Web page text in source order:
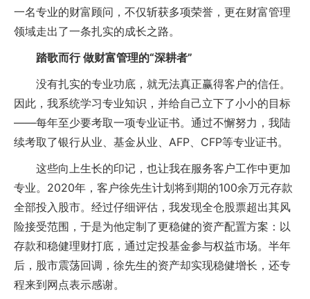
一名专业的财富顾问，不仅斩获多项荣誉，更在财富管理
领域走出了一条扎实的成长之路。
踏歌而行 做财富管理的“深耕者”
没有扎实的专业功底，就无法真正赢得客户的信任。
因此，我系统学习专业知识，并给自己立下了小小的目标
——每年至少要考取一项专业证书。通过不懈努力，我陆
续考取了银行从业、基金从业、AFP、CFP等专业证书。
这些向上生长的印记，也让我在服务客户工作中更加
专业。2020年，客户徐先生计划将到期的100余万元存款
全部投入股市。经过仔细评估，我发现全仓股票超出其风
险接受范围，于是为他定制了更稳健的资产配置方案：以
存款和稳健理财打底，通过定投基金参与权益市场。半年
后，股市震荡回调，徐先生的资产却实现稳健增长，还专
程来到网点表示感谢。